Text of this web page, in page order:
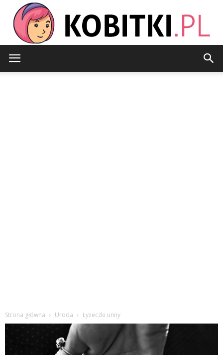
Strona główna Uroda Łyżeczki unny